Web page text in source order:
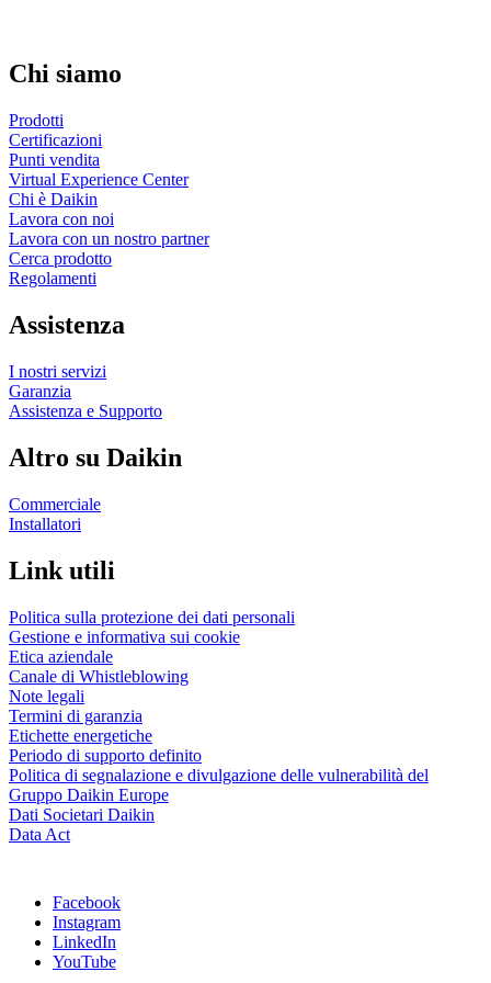
Chi siamo
Prodotti
Certificazioni
Punti vendita
Virtual Experience Center
Chi è Daikin
Lavora con noi
Lavora con un nostro partner
Cerca prodotto
Regolamenti
Assistenza
I nostri servizi
Garanzia
Assistenza e Supporto
Altro su Daikin
Commerciale
Installatori
Link utili
Politica sulla protezione dei dati personali
Gestione e informativa sui cookie
Etica aziendale
Canale di Whistleblowing
Note legali
Termini di garanzia
Etichette energetiche
Periodo di supporto definito
Politica di segnalazione e divulgazione delle vulnerabilità del
Gruppo Daikin Europe
Dati Societari Daikin
Data Act
Facebook
Instagram
LinkedIn
YouTube